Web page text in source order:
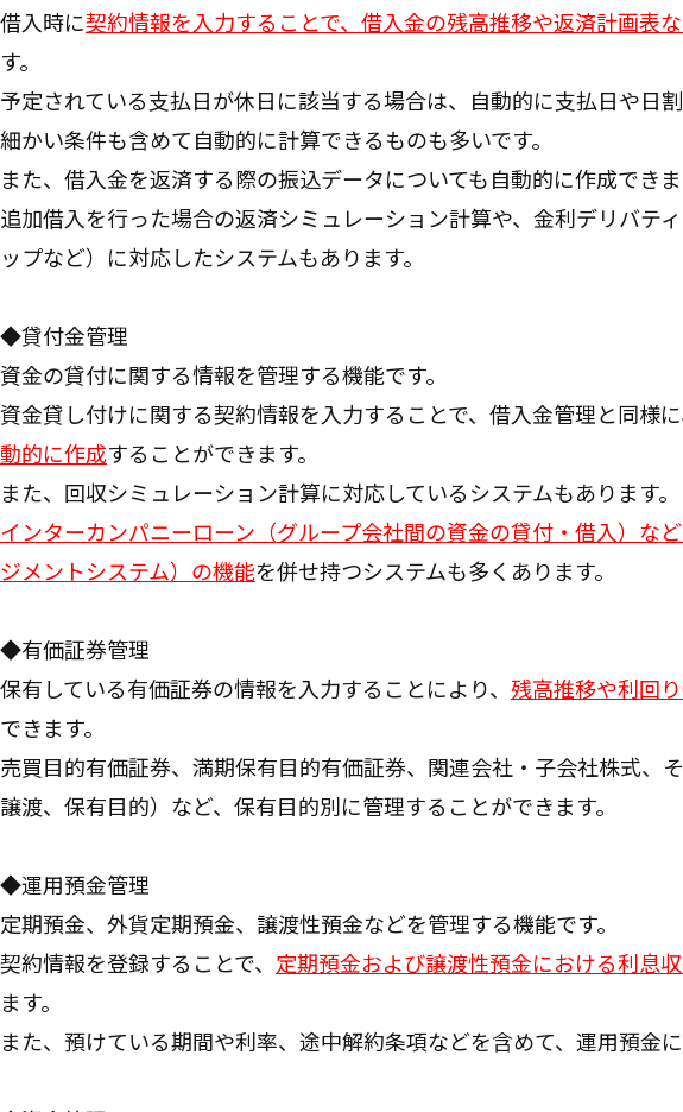
借入時に契約情報を入力することで、借入金の残高推移や返済計画表
す。
予定されている支払日が休日に該当する場合は、自動的に支払日や日
細かい条件も含めて自動的に計算できるものも多いです。
また、借入金を返済する際の振込データについても自動的に作成できま
追加借入を行った場合の返済シミュレーション計算や、金利デリバテ
ップなど）に対応したシステムもあります。
◆貸付金管理
資金の貸付に関する情報を管理する機能です。
資金貸し付けに関する契約情報を入力することで、借入金管理と同様に
動的に作成することができます。
また、回収シミュレーション計算に対応しているシステムもあります。
インターカンパニーローン（グループ会社間の資金の貸付・借入）な
ジメントシステム）の機能を併せ持つシステムも多くあります。
◆有価証券管理
保有している有価証券の情報を入力することにより、 残高推移や利回
できます。
売買目的有価証券、満期保有目的有価証券、関連会社・子会社株式、
譲渡、保有目的）など、保有目的別に管理することができます。
◆運用預金管理
定期預金、外貨定期預金、譲渡性預金などを管理する機能です。
契約情報を登録することで、 定期預金および譲渡性預金における利息
ます。
また、預けている期間や利率、途中解約条項などを含めて、運用預金